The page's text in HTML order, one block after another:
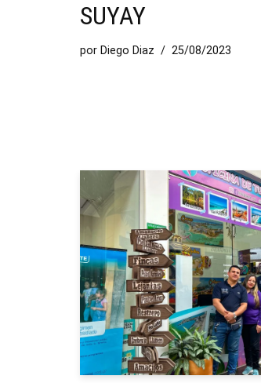
SUYAY
por Diego Diaz 25/08/2023